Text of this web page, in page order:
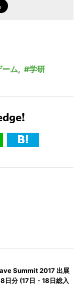
ム, 学研
Summit 2017 出展
日分 (17日・18日総入